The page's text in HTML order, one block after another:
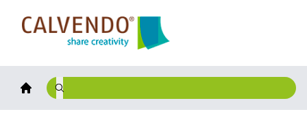
Calvendo